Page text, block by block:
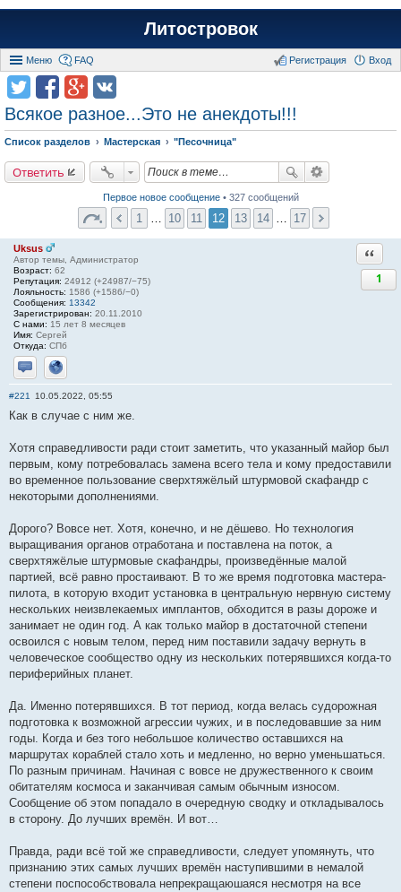
Литостровок
Меню FAQ Вход
Регистрация
Всякое разное...Это не анекдоты!!!
Список разделов Мастерская "Песочница"
Ответить
Первое новое сообщение• 327 сообщений
1 10 11 12 13 14 17
Uksus
Автор темы, Администратор
Возраст: 62
Репутация: 24912 (+24987/−75)
Лояльность: 1586 (+1586/−0)
Сообщения: 13342
Зарегистрирован: 20.11.2010
С нами: 15 лет 8 месяцев
Имя: Сергей
Откуда: СПб
Отправить личное сообщение
Сайт
1
#221 10.05.2022, 05:55
Как в случае с ним же.
Хотя справедливости ради стоит заметить, что указанный майор был
первым, кому потребовалась замена всего тела и кому предоставили
во временное пользование сверхтяжёлый штурмовой скафандр с
некоторыми дополнениями.
Дорого? Вовсе нет. Хотя, конечно, и не дёшево. Но технология
выращивания органов отработана и поставлена на поток, а
сверхтяжёлые штурмовые скафандры, произведённые малой
партией, всё равно простаивают. В то же время подготовка мастера-
пилота, в которую входит установка в центральную нервную систему
нескольких неизвлекаемых имплантов, обходится в разы дороже и
занимает не один год. А как только майор в достаточной степени
освоился с новым телом, перед ним поставили задачу вернуть в
человеческое сообщество одну из нескольких потерявшихся когда-то
периферийных планет.
Да. Именно потерявшихся. В тот период, когда велась судорожная
подготовка к возможной агрессии чужих, и в последовавшие за ним
годы. Когда и без того небольшое количество оставшихся на
маршрутах кораблей стало хоть и медленно, но верно уменьшаться.
По разным причинам. Начиная с вовсе не дружественного к своим
обитателям космоса и заканчивая самым обычным износом.
Сообщение об этом попадало в очередную сводку и откладывалось
в сторону. До лучших времён. И вот…
Правда, ради всё той же справедливости, следует упомянуть, что
признанию этих самых лучших времён наступившими в немалой
степени поспособствовала непрекращаюшаяся несмотря на все